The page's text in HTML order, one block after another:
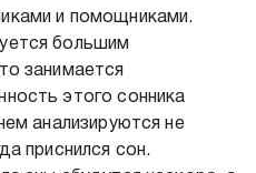
и помощниками.
большим
занимается
этого сонника
анализируются не
приснился сон.